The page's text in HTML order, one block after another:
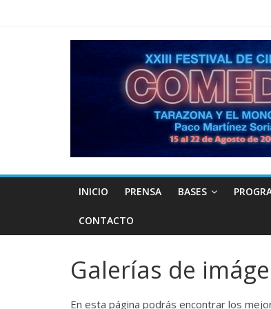
INICIO PRENSA BASES
CONTACTO
Galerías de
En esta página podrás encontrar los